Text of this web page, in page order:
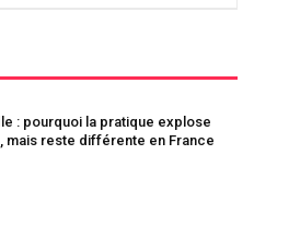
: pourquoi la pratique explose
mais reste différente en France